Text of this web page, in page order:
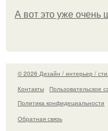
А вот это уже очень
© 2026 Дизайн / интерьер /
Контакты
Пользовательское
Политика конфидециальности
Обратная связь